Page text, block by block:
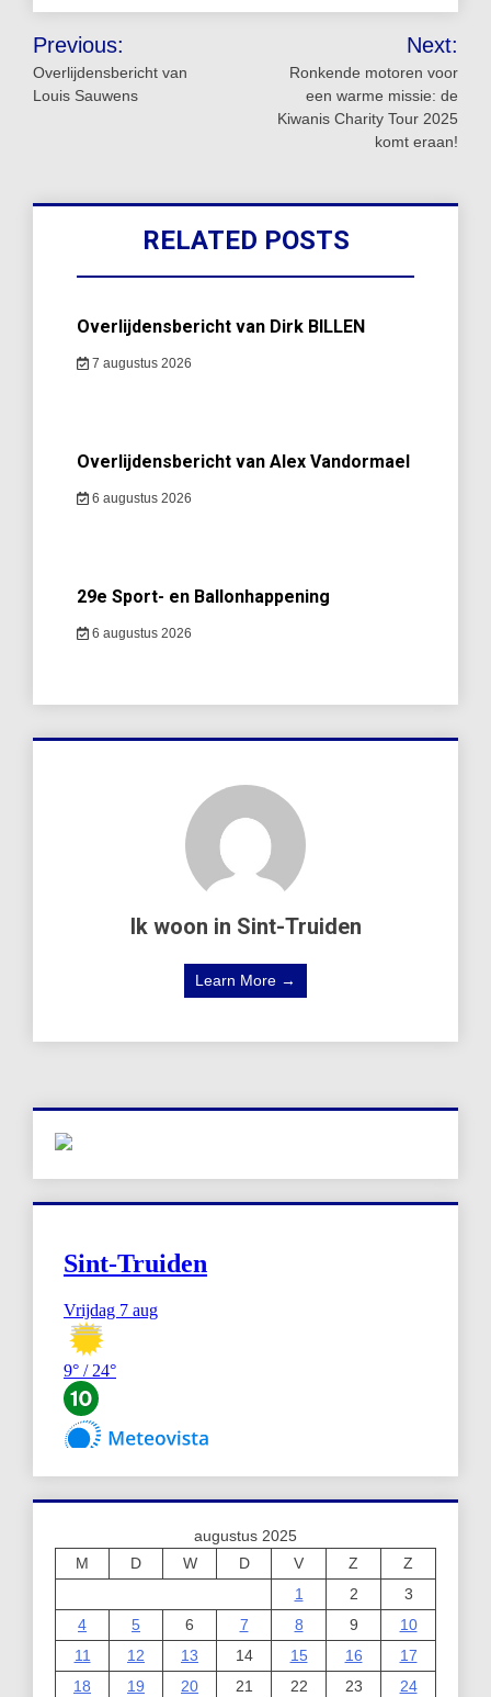
Bericht
navigatie
Previous:
Overlijdensbericht van
Louis Sauwens
Next:
Ronkende motoren voor
een warme missie: de
Kiwanis Charity Tour 2025
komt eraan!
RELATED POSTS
Overlijdensbericht van Dirk BILLEN
7 augustus 2026
Overlijdensbericht van Alex Vandormael
6 augustus 2026
29e Sport- en Ballonhappening
6 augustus 2026
Ik woon in Sint-Truiden
Learn More →
augustus 2025
M
D W D V Z
Z
1
2
3
4
5 6 7 8 9
10
11
12 13 14 15 16
17
18
19 20 21 22 23
24